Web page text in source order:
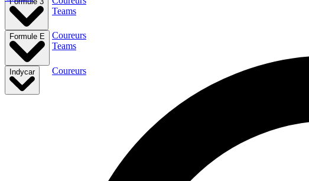
Teams
Formule E
Coureurs
Teams
Indycar Coureurs